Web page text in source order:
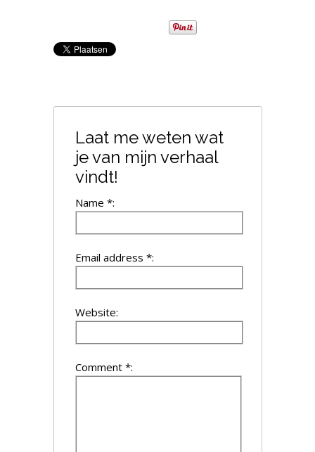
Laat me weten wat
je van mijn verhaal
vindt!
Name *:
Email address *:
Website:
Comment *: